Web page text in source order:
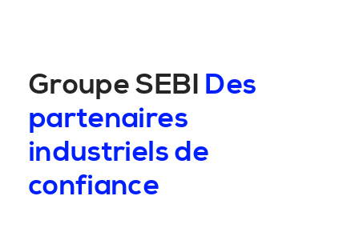
Groupe SEBI Des
partenaires
industriels de
confiance